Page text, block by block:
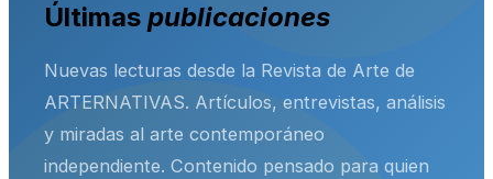
Últimas publicaciones
Nuevas lecturas desde la Revista de Arte de
ARTERNATIVAS. Artículos, entrevistas, análisis
y miradas al arte contemporáneo
independiente. Contenido pensado para quien